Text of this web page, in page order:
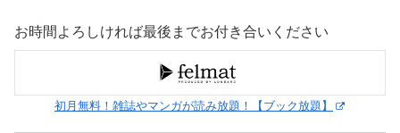
お時間よろしければ最後までお付き合いください
初月無料！雑誌やマンガが読み放題！【ブック放題】